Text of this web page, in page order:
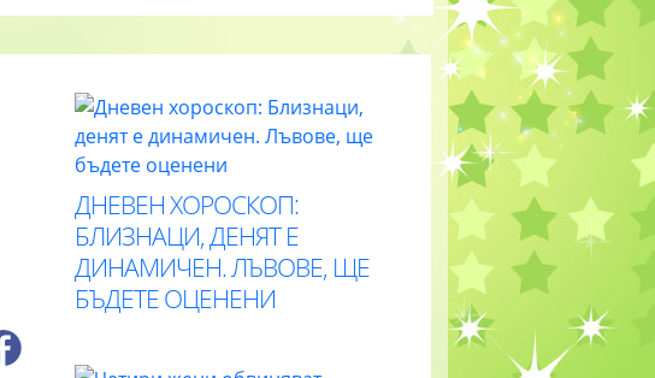
ДНЕВЕН ХОРОСКОП:
БЛИЗНАЦИ, ДЕНЯТ Е
ДИНАМИЧЕН. ЛЪВОВЕ, ЩЕ
БЪДЕТЕ ОЦЕНЕНИ